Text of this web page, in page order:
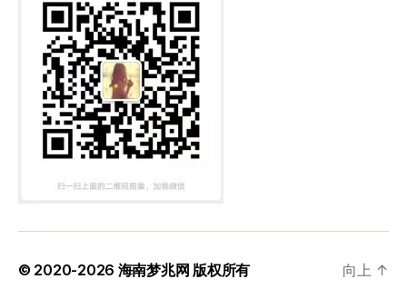
© 2020-2026 海南梦兆网 版权所有 向上 ↑